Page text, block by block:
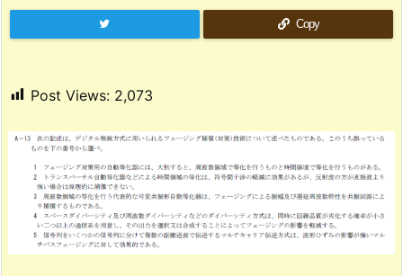
Copy
Post Views: 2,073